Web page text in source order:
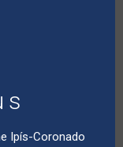
Ipís-Coronado